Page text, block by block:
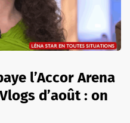
l’Accor Arena
d’août : on